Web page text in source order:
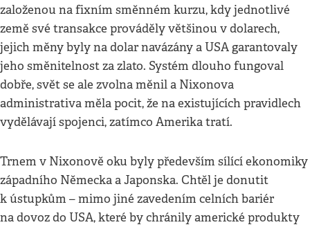
založenou na fixním směnném kurzu, kdy jednotlivé
země své transakce prováděly většinou v dolarech,
jejich měny byly na dolar navázány a USA garantovaly
jeho směnitelnost za zlato. Systém dlouho fungoval
dobře, svět se ale zvolna měnil a Nixonova
administrativa měla pocit, že na existujících pravidlech
vydělávají spojenci, zatímco Amerika tratí.
Trnem v Nixonově oku byly především sílící ekonomiky
západního Německa a Japonska. Chtěl je donutit
k ústupkům – mimo jiné zavedením celních bariér
na dovoz do USA, které by chránily americké produkty